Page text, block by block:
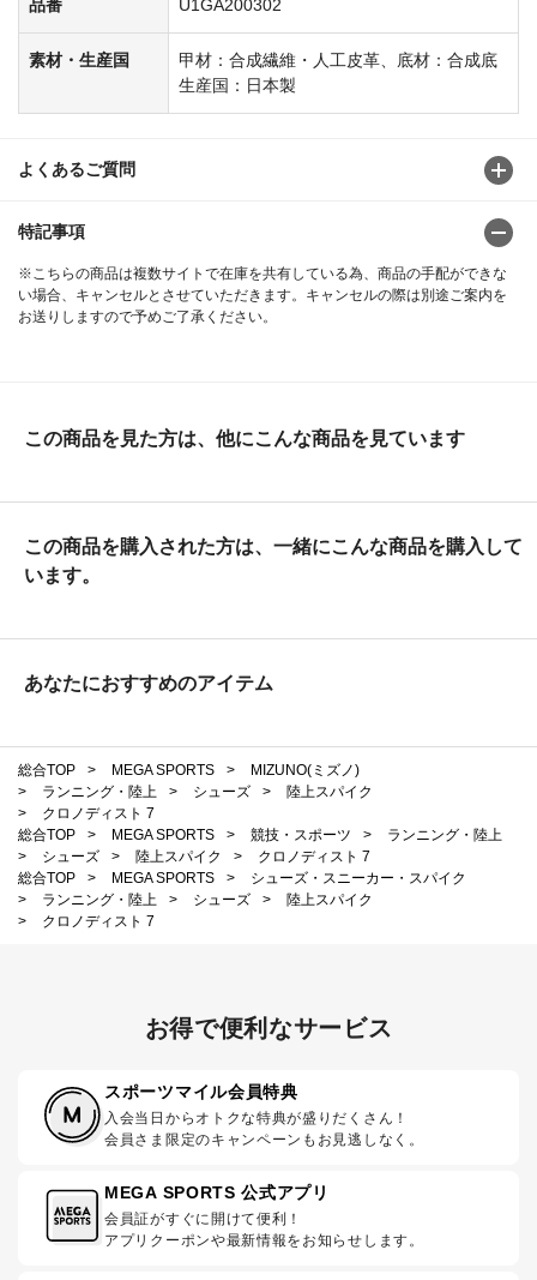
品番 U1GA200302
素材・生産国
甲材：合成繊維・人工皮革、底材：合成底
生産国：日本製
よくあるご質問
特記事項
※こちらの商品は複数サイトで在庫を共有している為、商品の手配ができな
い場合、キャンセルとさせていただきます。キャンセルの際は別途ご案内を
お送りしますので予めご了承ください。
この商品を見た方は、他にこんな商品を見ています
この商品を購入された方は、一緒にこんな商品を購入して
います。
あなたにおすすめのアイテム
総合TOP > MEGA SPORTS >
MIZUNO(ミズノ)
>
ランニング・陸上 > シューズ >
陸上スパイク
>
クロノディスト 7
総合TOP
> MEGA SPORTS > 競技・スポーツ >
ランニング・陸上
>
シューズ > 陸上スパイク >
クロノディスト 7
総合TOP
> MEGA SPORTS >
シューズ・スニーカー・スパイク
>
ランニング・陸上 > シューズ >
陸上スパイク
>
クロノディスト 7
お得で便利なサービス
スポーツマイル会員特典
入会当日からオトクな特典が盛りだくさん！
会員さま限定のキャンペーンもお見逃しなく。
MEGA SPORTS 公式アプリ
会員証がすぐに開けて便利！
アプリクーポンや最新情報をお知らせします。